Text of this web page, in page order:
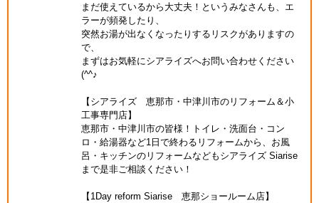
まだ使えているから大丈夫！というみなさんも、エ
ラーが頻発したり、
突然お湯が出なくなったりするリスクがありますの
で、
まずはお気軽にシアライズへお問い合わせください
(^^♪
【シアライズ 恵那市・中津川市のリフォーム＆小
工事専門店】
恵那市・中津川市の皆様！トイレ・洗面台・コン
ロ・給湯器など1日で終わるリフォームから、お風
呂・キッチンのリフォームなどもシアライズ Siarise
まで是非ご相談ください！
【1Day reform Siarise 恵那ショールーム店】